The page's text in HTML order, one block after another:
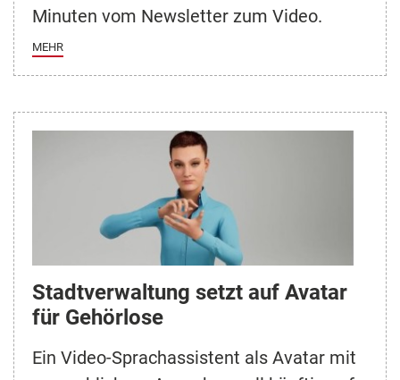
Minuten vom Newsletter zum Video.
MEHR
Stadtverwaltung setzt auf Avatar
für Gehörlose
Ein Video-Sprachassistent als Avatar mit